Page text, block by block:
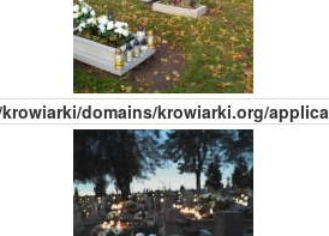
domains/krowiarki.org/